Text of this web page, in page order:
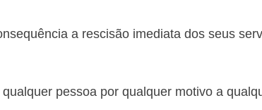
a rescisão imediata dos seus
pessoa por qualquer motivo a